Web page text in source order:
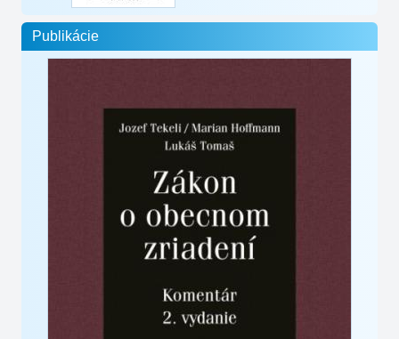
Publikácie